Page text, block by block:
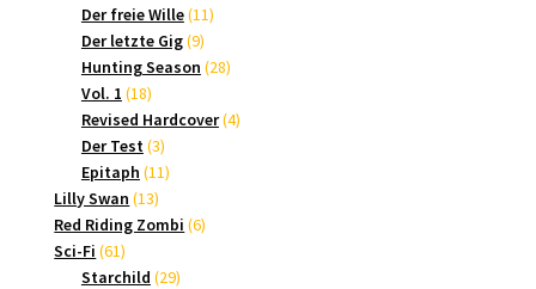
Produkte
Der freie Wille 1111
Der letzte Gig 99
Produkte
Hunting Season 2828
Vol. 1 1818
Produkte
Revised Hardcover 44
Der Test 33
Produkte
Epitaph 1111
Lilly Swan 1313
Produkte
Red Riding Zombi 66
Sci-Fi 6161
Produkte
Starchild 2929